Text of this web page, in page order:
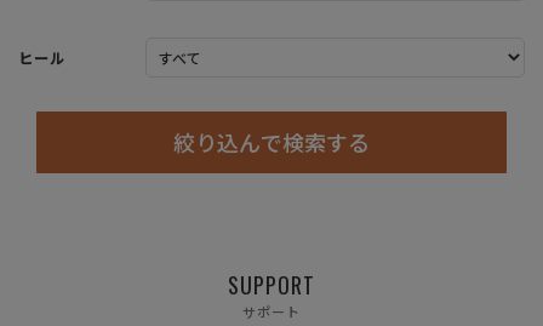
ヒール
絞り込んで検索する
SUPPORT
サポート